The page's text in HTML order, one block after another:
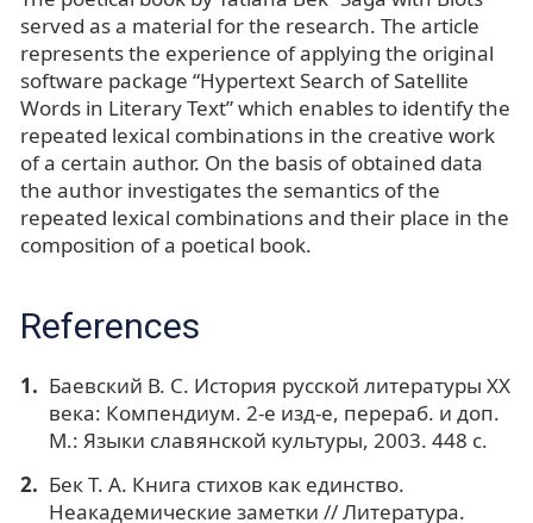
served as a material for the research. The article
represents the experience of applying the original
software package “Hypertext Search of Satellite
Words in Literary Text” which enables to identify the
repeated lexical combinations in the creative work
of a certain author. On the basis of obtained data
the author investigates the semantics of the
repeated lexical combinations and their place in the
composition of a poetical book.
References
Баевский В. С. История русской литературы XX
века: Компендиум. 2-е изд-е, перераб. и доп.
М.: Языки славянской культуры, 2003. 448 с.
Бек Т. А. Книга стихов как единство.
Неакадемические заметки // Литература.